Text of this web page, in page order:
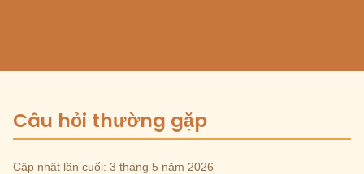
Câu hỏi thường gặp
Cập nhật lần cuối: 3 tháng 5 năm 2026